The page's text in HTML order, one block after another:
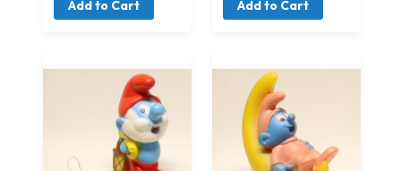
Add to Cart Add to Cart